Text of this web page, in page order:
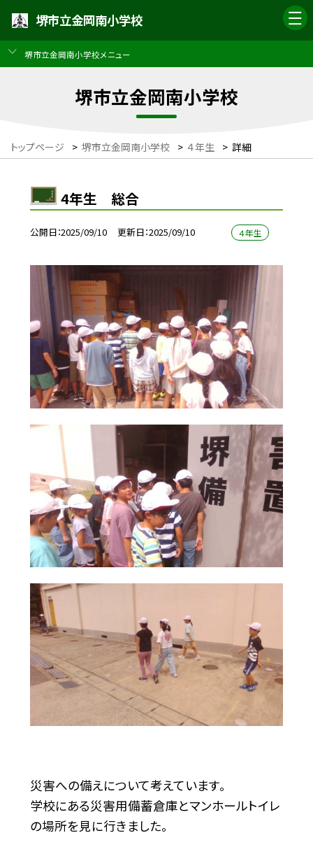
堺市立金岡南小学校
堺市立金岡南小学校メニュー
堺市立金岡南小学校
トップページ > 堺市立金岡南小学校 > ４年生 > 詳細
4年生 総合
公開日 2025/09/10 更新日 2025/09/10 ４年生
災害への備えについて考えています。
学校にある災害用備蓄倉庫とマンホールトイレ
の場所を見に行きました。